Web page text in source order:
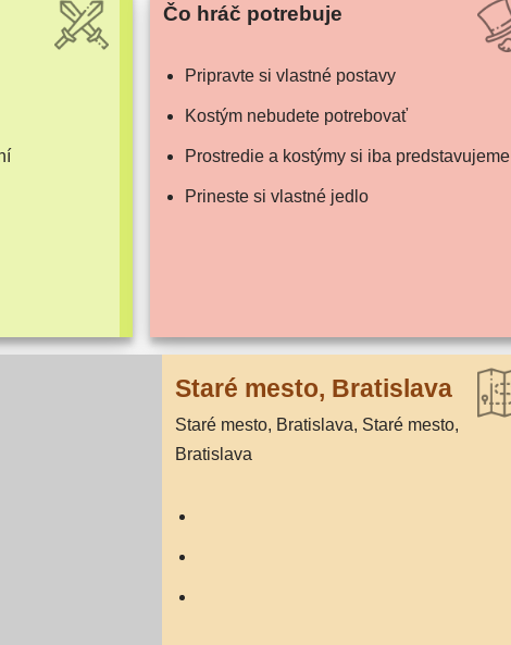
Čo hráč potrebuje
Pripravte si vlast­né postavy
Kostým nebu­de­te potrebovať
Prostredie a kos­tý­my si iba predstavujeme
Prineste si vlast­né jedlo
Staré mes­to, Bratislava
Staré mes­to, Bratislava, Staré mes­to,
Bratislava